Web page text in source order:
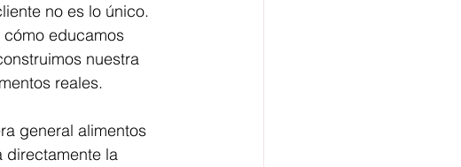
no es lo único.
educamos
nuestra
reales.
general alimentos
directamente la